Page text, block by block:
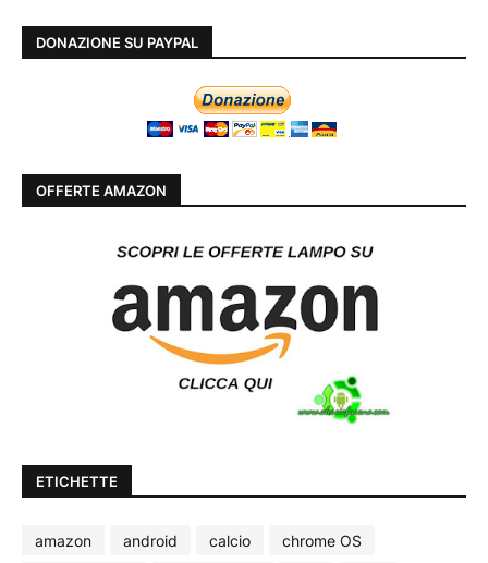
DONAZIONE SU PAYPAL
OFFERTE AMAZON
ETICHETTE
amazon android calcio
chrome OS